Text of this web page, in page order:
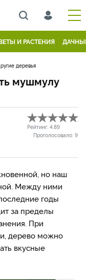
И РАСТЕНИЯ
деревья
мушмулу
Рейтинг: 4.89
Проголосовало: 9
но наш
Между ними
годы
за пределы
При
дерево можно
вкусные